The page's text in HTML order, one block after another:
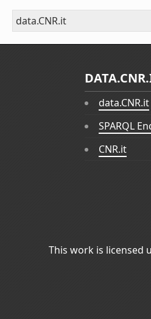
data.CNR.it
data.CNR.it
SPARQL
CNR.it
This work is licensed